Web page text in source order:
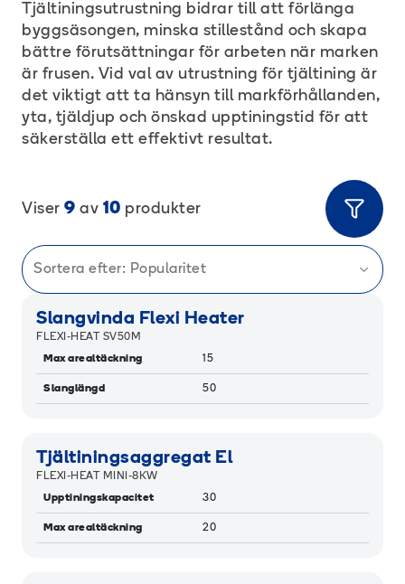
Tjältiningsutrustning bidrar till att förlänga
byggsäsongen, minska stillestånd och skapa
bättre förutsättningar för arbeten när marken
är frusen. Vid val av utrustning för tjältining är
det viktigt att ta hänsyn till markförhållanden,
yta, tjäldjup och önskad upptiningstid för att
säkerställa ett effektivt resultat.
Viser 9 av 10 produkter
Sortera efter: Popularitet
RAMIGREEN
Slangvinda Flexi Heater
FLEXI-HEAT SV50M
Max arealtäckning
15
Slanglängd 50
Tjältiningsaggregat El
FLEXI-HEAT MINI-8KW
Upptiningskapacitet
30
Max arealtäckning 20